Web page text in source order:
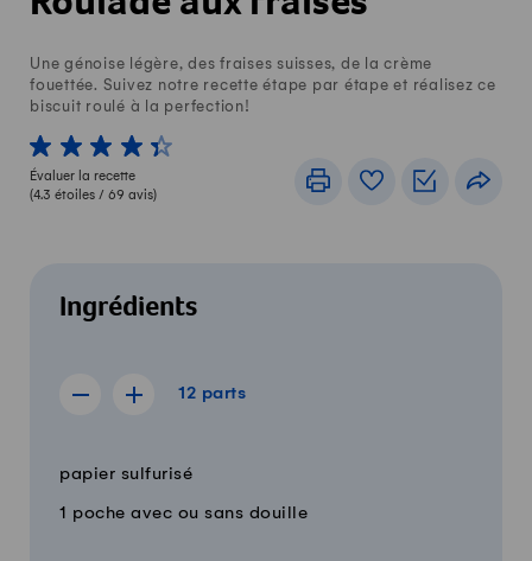
Une génoise légère, des fraises suisses, de la crème
fouettée. Suivez notre recette étape par étape et réalisez ce
biscuit roulé à la perfection!
1 von 5 étoiles
2 von 5 étoiles
3 von 5 étoiles
4 von 5 étoiles
5 von 5 étoiles
Évaluer la recette
(4.3 étoiles / 69 avis)
ImprimerLivre de recettes
Listes de
Ingrédients
Afficher la recette de 11 parts
Afficher la recette de 13 parts
12 parts
QuantitéIngrédients
papier sulfurisé
1 poche avec ou sans douille